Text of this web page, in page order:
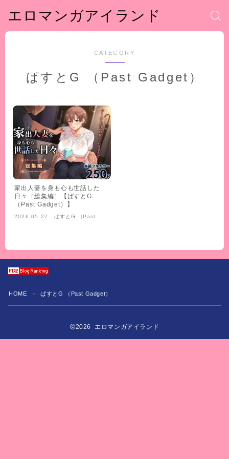
エロマンガアイランド
CATEGORY
ぱすとG （Past Gadget）
家出人妻を身も心も世話した
日々［総集編］【ぱすとG
（Past Gadget）】
2026.05.27
ぱすとG （Past
HOME ＞ ぱすとG （Past Gadget）
2026 エロマンガアイランド